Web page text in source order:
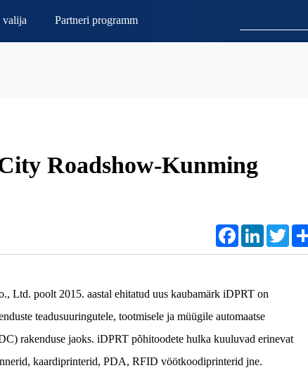
valija Partneri programm
Roadshow-Kunming
FacebookLinkedIn Twitter
Ltd. poolt 2015. aastal ehitatud uus kaubamärk iDPRT on
teadusuuringutele, tootmisele ja müügile automaatse
rakenduse jaoks. iDPRT põhitoodete hulka kuuluvad erinevat
kaardiprinterid, PDA, RFID vöötkoodiprinterid jne.